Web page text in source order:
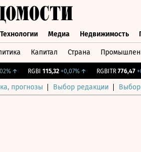
Технологии Медиа Недвижимость
Капитал Страна
↑ RGBI 115,32 +0,07%↑ RGBITR 776,47
прогнозы Выбор редакции